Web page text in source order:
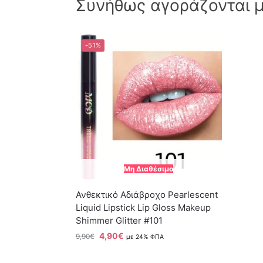
Συνήθως αγοράζονται
-51%
Μη Διαθέσιμο
Ανθεκτικό Αδιάβροχο Pearlescent
Liquid Lipstick Lip Gloss Makeup
Shimmer Glitter #101
9,90€ 4,90€ με 24% ΦΠΑ